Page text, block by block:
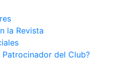
la Revista
Patrocinador del Club?